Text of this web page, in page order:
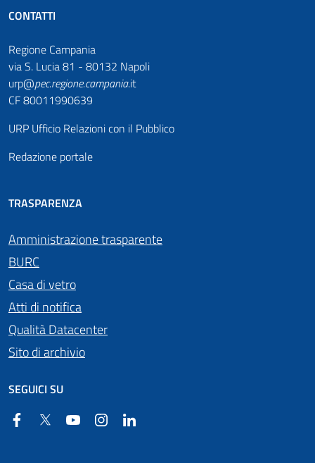
CONTATTI
Regione Campania
via S. Lucia 81 - 80132 Napoli
urp@pec.regione.campania.it
CF 80011990639
URP Ufficio Relazioni con il Pubblico
Redazione portale
TRASPARENZA
Amministrazione trasparente
BURC
Casa di vetro
Atti di notifica
Qualità Datacenter
Sito di archivio
SEGUICI SU
FacebookTwitter YouTube Instagram